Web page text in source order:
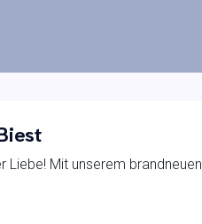
Liebe! Mit unserem brandneuen